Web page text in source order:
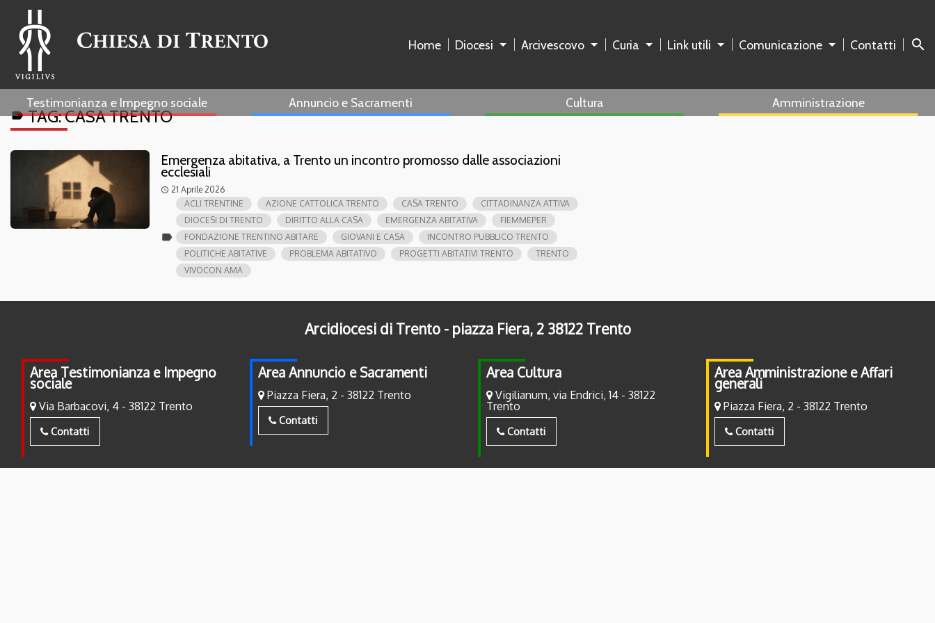
Home Diocesi Arcivescovo Curia Link utili Comunicazione Contatti search
Testimonianza e Impegno sociale Annuncio e Sacramenti Cultura Amministrazione
labelTAG:CASA TRENTO
Emergenza abitativa, a Trento un incontro promosso dalle associazioni
ecclesiali
access_time 21 Aprile 2026
label
ACLI TRENTINE AZIONE CATTOLICA TRENTO CASA TRENTO
CITTADINANZA ATTIVA
DIOCESI DI TRENTO
DIRITTO ALLA CASA EMERGENZA ABITATIVA
FIEMMEPER
FONDAZIONE TRENTINO ABITARE
GIOVANI E CASA
INCONTRO PUBBLICO TRENTO
POLITICHE ABITATIVE
PROBLEMA ABITATIVO PROGETTI ABITATIVI TRENTO
TRENTO
VIVOCON AMA
Arcidiocesi di Trento - piazza Fiera, 2 38122 Trento
Area Testimonianza e Impegno
sociale
Via Barbacovi, 4 - 38122 Trento
Contatti
Area Annuncio e Sacramenti
Piazza Fiera, 2 - 38122 Trento
Contatti
Area Cultura
Vigilianum, via Endrici, 14 - 38122
Trento
Contatti
Area Amministrazione e Affari
generali
Piazza Fiera, 2 - 38122 Trento
Contatti